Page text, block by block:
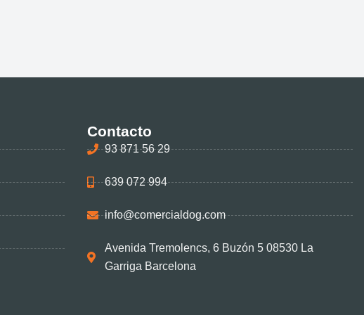
Contacto
93 871 56 29
639 072 994
info@comercialdog.com
Avenida Tremolencs, 6 Buzón 5 08530 La
Garriga Barcelona